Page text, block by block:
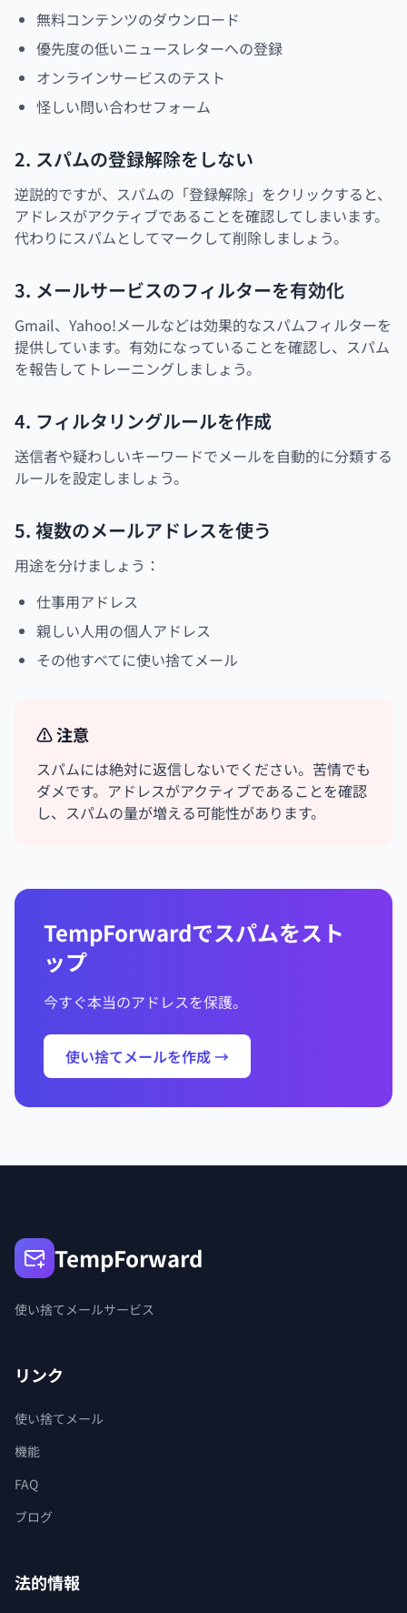
無料コンテンツのダウンロード
優先度の低いニュースレターへの登録
オンラインサービスのテスト
怪しい問い合わせフォーム
2. スパムの登録解除をしない
逆説的ですが、スパムの「登録解除」をクリックすると、
アドレスがアクティブであることを確認してしまいます。
代わりにスパムとしてマークして削除しましょう。
3. メールサービスのフィルターを有効化
Gmail、Yahoo!メールなどは効果的なスパムフィルターを
提供しています。有効になっていることを確認し、スパム
を報告してトレーニングしましょう。
4. フィルタリングルールを作成
送信者や疑わしいキーワードでメールを自動的に分類する
ルールを設定しましょう。
5. 複数のメールアドレスを使う
用途を分けましょう：
仕事用アドレス
親しい人用の個人アドレス
その他すべてに使い捨てメール
⚠️ 注意
スパムには絶対に返信しないでください。苦情でも
ダメです。アドレスがアクティブであることを確認
し、スパムの量が増える可能性があります。
TempForwardでスパムをスト
ップ
今すぐ本当のアドレスを保護。
使い捨てメールを作成 →
TempForward
使い捨てメールサービス
リンク
使い捨てメール
機能
FAQ
ブログ
法的情報